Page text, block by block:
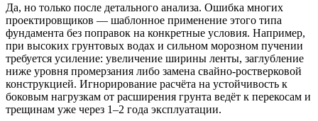
Да, но только после детального анализа. Ошибка многих
проектировщиков — шаблонное применение этого типа
фундамента без поправок на конкретные условия. Например,
при высоких грунтовых водах и сильном морозном пучении
требуется усиление: увеличение ширины ленты, заглубление
ниже уровня промерзания либо замена свайно-ростверковой
конструкцией. Игнорирование расчёта на устойчивость к
боковым нагрузкам от расширения грунта ведёт к перекосам и
трещинам уже через 1–2 года эксплуатации.